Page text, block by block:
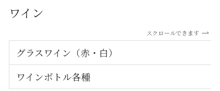
ワイン
スクロールできます
グラスワイン（赤・白）
ワインボトル各種